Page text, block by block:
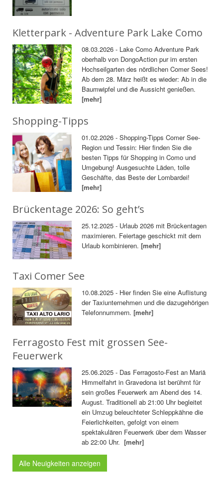
Kletterpark - Adventure Park Lake Como
08.03.2026 - Lake Como Adventure Park
oberhalb von DongoAction pur im ersten
Hochseilgarten des nördlichen Comer Sees!
Ab dem 28. März heißt es wieder: Ab in die
Baumwipfel und die Aussicht genießen.
[mehr]
Shopping-Tipps
01.02.2026 - Shopping-Tipps Comer See-
Region und Tessin: Hier finden Sie die
besten Tipps für Shopping in Como und
Umgebung! Ausgesuchte Läden, tolle
Geschäfte, das Beste der Lombardei!
[mehr]
Brückentage 2026: So geht’s
25.12.2025 - Urlaub 2026 mit Brückentagen
maximieren. Feiertage geschickt mit dem
Urlaub kombinieren.[mehr]
Taxi Comer See
10.08.2025 - Hier finden Sie eine Auflistung
der Taxiunternehmen und die dazugehörigen
Telefonnummern.[mehr]
Ferragosto Fest mit grossen See-
Feuerwerk
25.06.2025 - Das Ferragosto-Fest an Mariä
Himmelfahrt in Gravedona ist berühmt für
sein großes Feuerwerk am Abend des 14.
August. Traditionell ab 21:00 Uhr begleitet
ein Umzug beleuchteter Schleppkähne die
Feierlichkeiten, gefolgt von einem
spektakulären Feuerwerk über dem Wasser
ab 22:00 Uhr.[mehr]
Alle Neuigkeiten anzeigen